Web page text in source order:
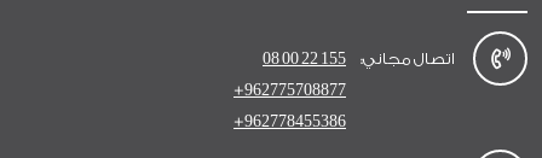
اتصال مجاني:
08 00 22 155
+962775708877
+962778455386